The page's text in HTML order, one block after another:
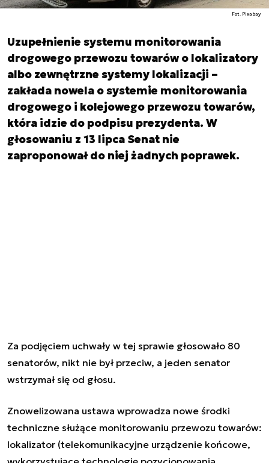
Fot. Pixabay
Uzupełnienie systemu monitorowania
drogowego przewozu towarów o lokalizatory
albo zewnętrzne systemy lokalizacji –
zakłada nowela o systemie monitorowania
drogowego i kolejowego przewozu towarów,
która idzie do podpisu prezydenta. W
głosowaniu z 13 lipca Senat nie
zaproponował do niej żadnych poprawek.
Za podjęciem uchwały w tej sprawie głosowało 80
senatorów, nikt nie był przeciw, a jeden senator
wstrzymał się od głosu.
Znowelizowana ustawa wprowadza nowe środki
techniczne służące monitorowaniu przewozu towarów:
lokalizator (telekomunikacyjne urządzenie końcowe,